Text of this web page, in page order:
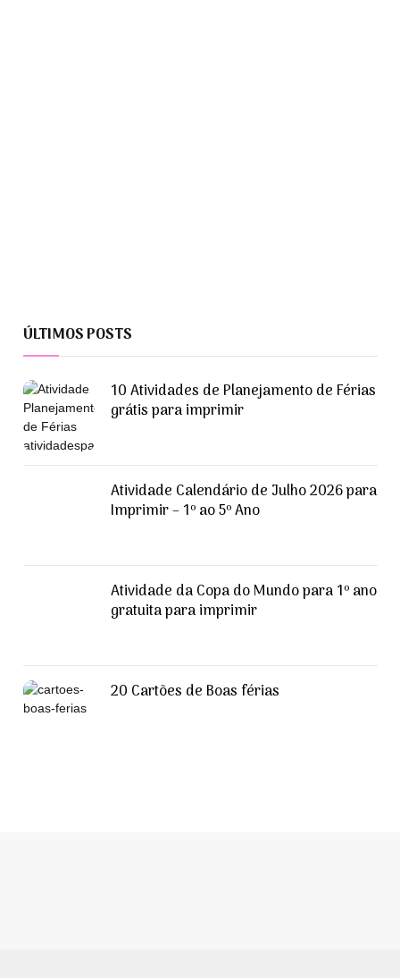
ÚLTIMOS POSTS
10 Atividades de Planejamento de Férias
grátis para imprimir
Atividade Calendário de Julho 2026 para
Imprimir – 1º ao 5º Ano
Atividade da Copa do Mundo para 1º ano
gratuita para imprimir
20 Cartões de Boas férias